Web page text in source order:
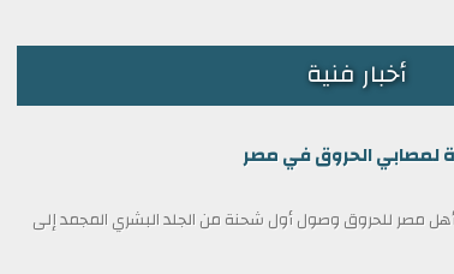
أخبار فنية
لمصابي الحروق في مصر
مصر للحروق وصول أول شحنة من الجلد البشري المجمد إلى